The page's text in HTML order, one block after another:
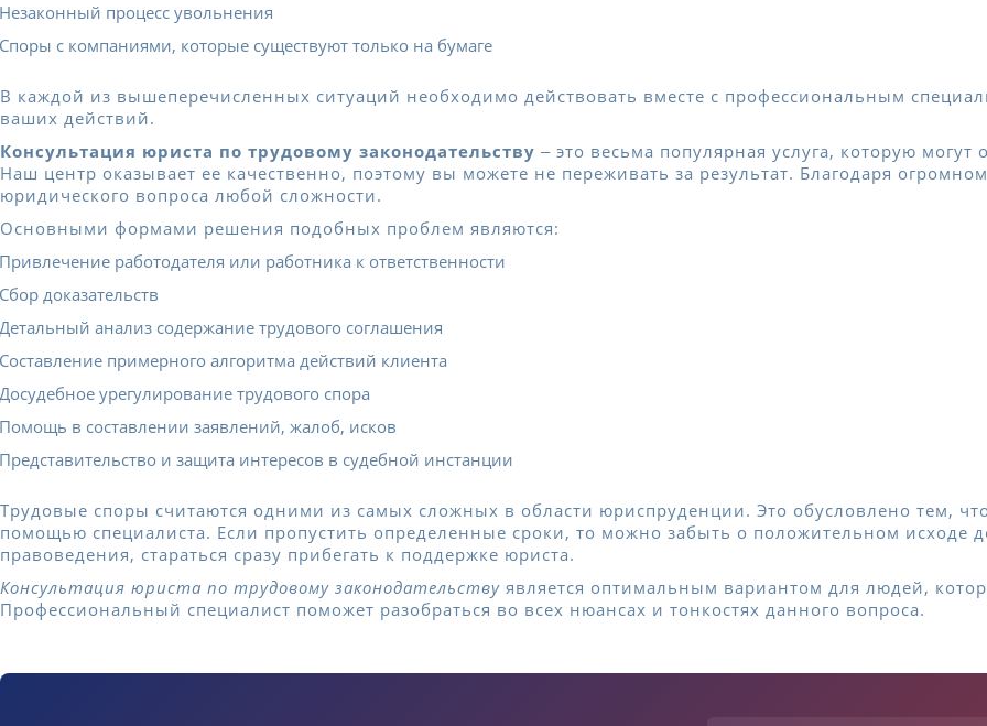
Незаконный процесс увольнения
Споры с компаниями, которые существуют только на бумаге
В каждой из вышеперечисленных ситуаций необходимо действовать вместе с профессиональным
ваших действий.
Консультация юриста по трудовому законодательству ‒ это весьма популярная услуга, которую
Наш центр оказывает ее качественно, поэтому вы можете не переживать за результат. Благодаря
юридического вопроса любой сложности.
Основными формами решения подобных проблем являются:
Привлечение работодателя или работника к ответственности
Сбор доказательств
Детальный анализ содержание трудового соглашения
Составление примерного алгоритма действий клиента
Досудебное урегулирование трудового спора
Помощь в составлении заявлений, жалоб, исков
Представительство и защита интересов в судебной инстанции
Трудовые споры считаются одними из самых сложных в области юриспруденции. Это обусловлено тем,
помощью специалиста. Если пропустить определенные сроки, то можно забыть о положительном исходе
правоведения, стараться сразу прибегать к поддержке юриста.
Консультация юриста по трудовому законодательству является оптимальным вариантом для людей,
Профессиональный специалист поможет разобраться во всех нюансах и тонкостях данного вопроса.